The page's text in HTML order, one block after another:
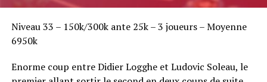
Niveau 33 – 150k/300k ante 25k – 3 joueurs – Moyenne
6950k
Enorme coup entre Didier Logghe et Ludovic Soleau, le